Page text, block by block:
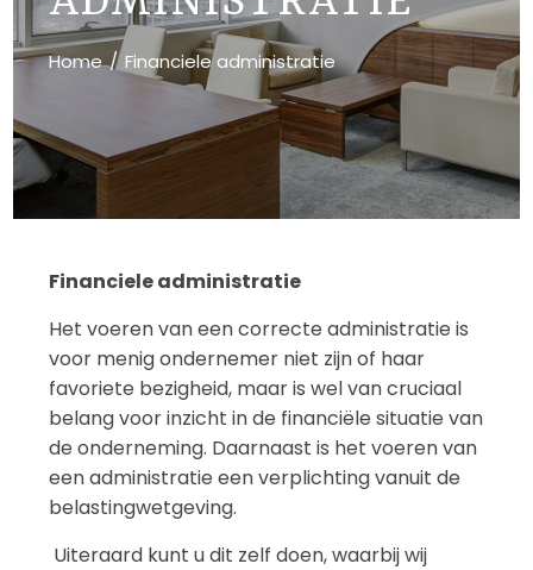
Home Financiele administratie
Financiele administratie
Het voeren van een correcte administratie is
voor menig ondernemer niet zijn of haar
favoriete bezigheid, maar is wel van cruciaal
belang voor inzicht in de financiële situatie van
de onderneming. Daarnaast is het voeren van
een administratie een verplichting vanuit de
belastingwetgeving.
Uiteraard kunt u dit zelf doen, waarbij wij